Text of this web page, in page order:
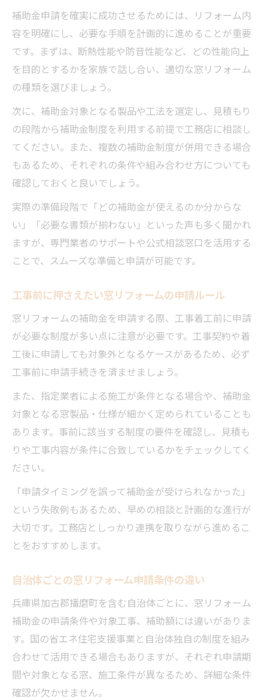
補助金申請を確実に成功させるためには、リフォーム内
容を明確にし、必要な手順を計画的に進めることが重要
です。まずは、断熱性能や防音性能など、どの性能向上
を目的とするかを家族で話し合い、適切な窓リフォーム
の種類を選びましょう。
次に、補助金対象となる製品や工法を選定し、見積もり
の段階から補助金制度を利用する前提で工務店に相談し
てください。また、複数の補助金制度が併用できる場合
もあるため、それぞれの条件や組み合わせ方についても
確認しておくと良いでしょう。
実際の準備段階で「どの補助金が使えるのか分からな
い」「必要な書類が揃わない」といった声も多く聞かれ
ますが、専門業者のサポートや公式相談窓口を活用する
ことで、スムーズな準備と申請が可能です。
工事前に押さえたい窓リフォームの申請ルール
窓リフォームの補助金を申請する際、工事着工前に申請
が必要な制度が多い点に注意が必要です。工事契約や着
工後に申請しても対象外となるケースがあるため、必ず
工事前に申請手続きを済ませましょう。
また、指定業者による施工が条件となる場合や、補助金
対象となる窓製品・仕様が細かく定められていることも
あります。事前に該当する制度の要件を確認し、見積も
りや工事内容が条件に合致しているかをチェックしてく
ださい。
「申請タイミングを誤って補助金が受けられなかった」
という失敗例もあるため、早めの相談と計画的な進行が
大切です。工務店としっかり連携を取りながら進めるこ
とをおすすめします。
自治体ごとの窓リフォーム申請条件の違い
兵庫県加古郡播磨町を含む自治体ごとに、窓リフォーム
補助金の申請条件や対象工事、補助額には違いがありま
す。国の省エネ住宅支援事業と自治体独自の制度を組み
合わせて活用できる場合もありますが、それぞれ申請期
間や対象となる窓、施工条件が異なるため、詳細な条件
確認が欠かせません。